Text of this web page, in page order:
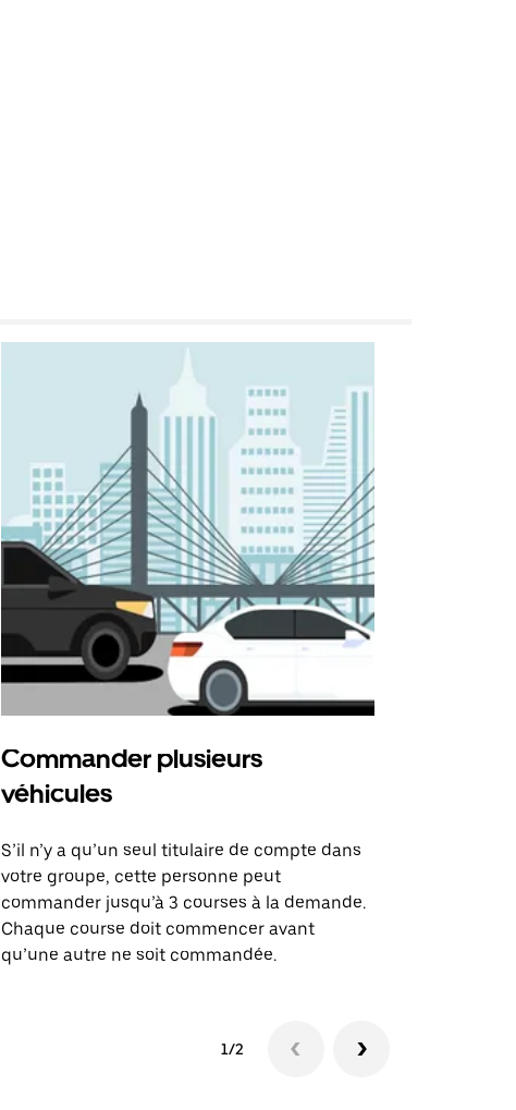
Commander plusieurs
véhicules
S’il n’y a qu’un seul titulaire de compte dans
votre groupe, cette personne peut
commander jusqu’à 3 courses à la demande.
Chaque course doit commencer avant
qu’une autre ne soit commandée.
1/2